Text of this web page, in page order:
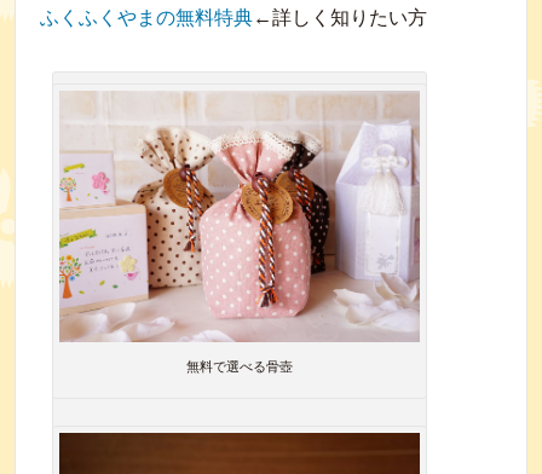
ふくふくやまの無料特典←詳しく知りたい方
無料で選べる骨壺